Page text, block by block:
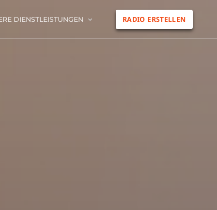
RADIO ERSTELLEN
DIENSTLEISTUNGEN